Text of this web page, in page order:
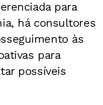
para
há consultores
às
para
possíveis